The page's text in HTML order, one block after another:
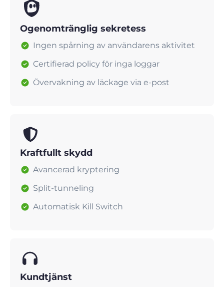
Ogenomtränglig sekretess
Ingen spårning av användarens aktivitet
Certifierad policy för inga loggar
Övervakning av läckage via e-post
Kraftfullt skydd
Avancerad kryptering
Split-tunneling
Automatisk Kill Switch
Kundtjänst